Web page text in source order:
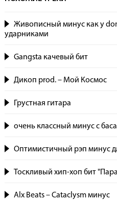
Живописный минус как у
ударниками
Gangsta качевый бит
Дикоп prod. – Мой Космос
Грустная гитара
очень классный минус с
Оптимистичный рэп минус
Тоскливый хип-хоп бит
Alx Beats – Cataclysm минус